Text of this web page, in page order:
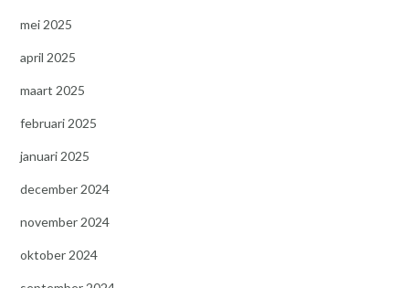
mei 2025
april 2025
maart 2025
februari 2025
januari 2025
december 2024
november 2024
oktober 2024